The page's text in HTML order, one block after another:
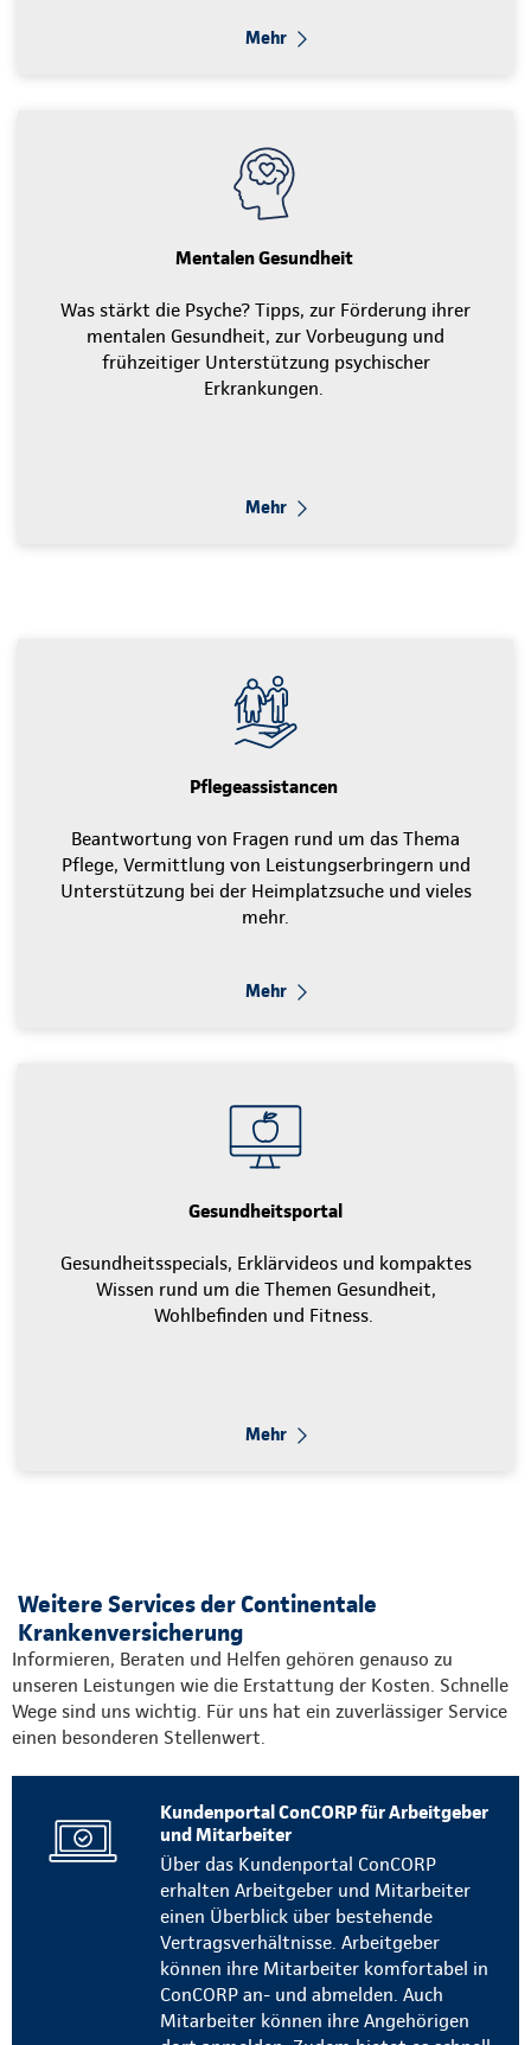
Mehr
Mentalen Gesundheit
Was stärkt die Psyche? Tipps, zur Förderung ihrer
mentalen Gesundheit, zur Vorbeugung und
frühzeitiger Unterstützung psychischer
Erkrankungen.
Mehr
Pflegeassistancen
Beantwortung von Fragen rund um das Thema
Pflege, Vermittlung von Leistungserbringern und
Unterstützung bei der Heimplatzsuche und vieles
mehr.
Mehr
Gesundheitsportal
Gesundheitsspecials, Erklärvideos und kompaktes
Wissen rund um die Themen Gesundheit,
Wohlbefinden und Fitness.
Mehr
Weitere Services der Continentale
Krankenversicherung
Informieren, Beraten und Helfen gehören genauso zu
unseren Leistungen wie die Erstattung der Kosten. Schnelle
Wege sind uns wichtig. Für uns hat ein zuverlässiger Service
einen besonderen Stellenwert.
Kundenportal ConCORP für Arbeitgeber
und Mitarbeiter
Über das Kundenportal ConCORP
erhalten Arbeitgeber und Mitarbeiter
einen Überblick über bestehende
Vertragsverhältnisse. Arbeitgeber
können ihre Mitarbeiter komfortabel in
ConCORP an- und abmelden. Auch
Mitarbeiter können ihre Angehörigen